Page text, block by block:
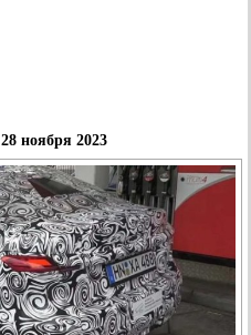
28 ноября 2023